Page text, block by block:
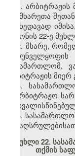
1.
თუ მხარეთა
მიუხედავად
კანონის 22-ე
2. მხარე,
სასამართლომ,
არბიტრაჟის
3.
საარბიტრაჟო
4.
და
მუხლი 22.
თქმის